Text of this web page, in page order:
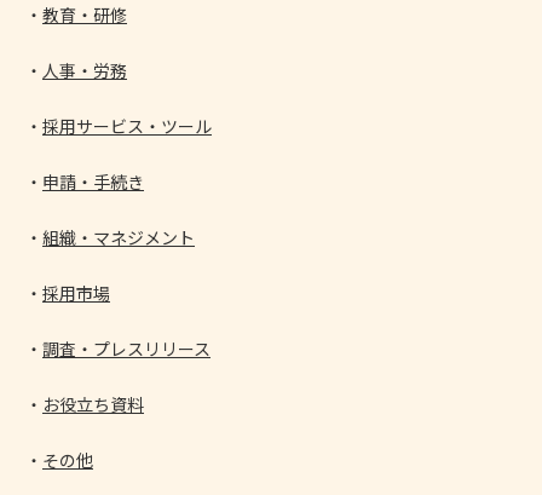
教育・研修
人事・労務
採用サービス・ツール
申請・手続き
組織・マネジメント
採用市場
調査・プレスリリース
お役立ち資料
その他